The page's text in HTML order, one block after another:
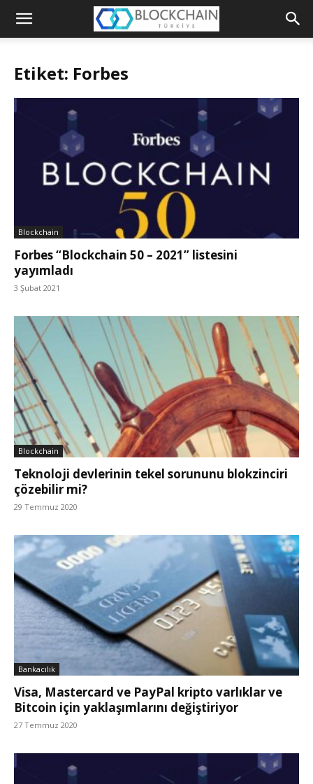
Blockchain
Etiket: Forbes
Blockchain
Forbes “Blockchain 50 – 2021” listesini
yayımladı
3 Şubat 2021
Blockchain
Teknoloji devlerinin tekel sorununu blokzinciri
çözebilir mi?
29 Temmuz 2020
Bankacılık
Visa, Mastercard ve PayPal kripto varlıklar ve
Bitcoin için yaklaşımlarını değiştiriyor
27 Temmuz 2020